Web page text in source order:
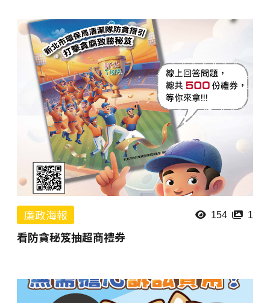
廉政海報 154 1
看防貪秘笈抽超商禮券